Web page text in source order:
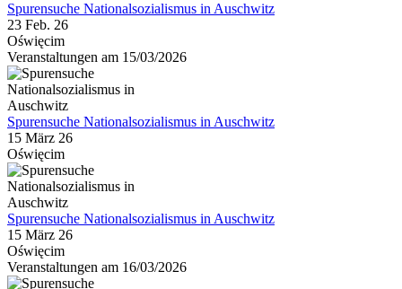
Spurensuche Nationalsozialismus in Auschwitz
23 Feb. 26
Oświęcim
Veranstaltungen am 15/03/2026
Spurensuche Nationalsozialismus in Auschwitz
15 März 26
Oświęcim
Spurensuche Nationalsozialismus in Auschwitz
15 März 26
Oświęcim
Veranstaltungen am 16/03/2026